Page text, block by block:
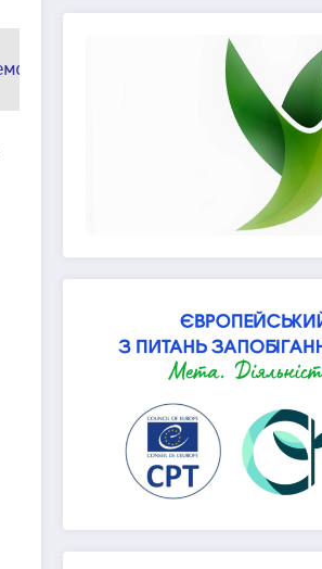
Ви відчуваєте брак